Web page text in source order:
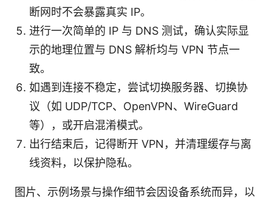
断网时不会暴露真实 IP。
进行一次简单的 IP 与 DNS 测试，确认实际显
示的地理位置与 DNS 解析均与 VPN 节点一
致。
如遇到连接不稳定，尝试切换服务器、切换协
议（如 UDP/TCP、OpenVPN、WireGuard
等），或开启混淆模式。
出行结束后，记得断开 VPN，并清理缓存与离
线资料，以保护隐私。
图片、示例场景与操作细节会因设备系统而异，以